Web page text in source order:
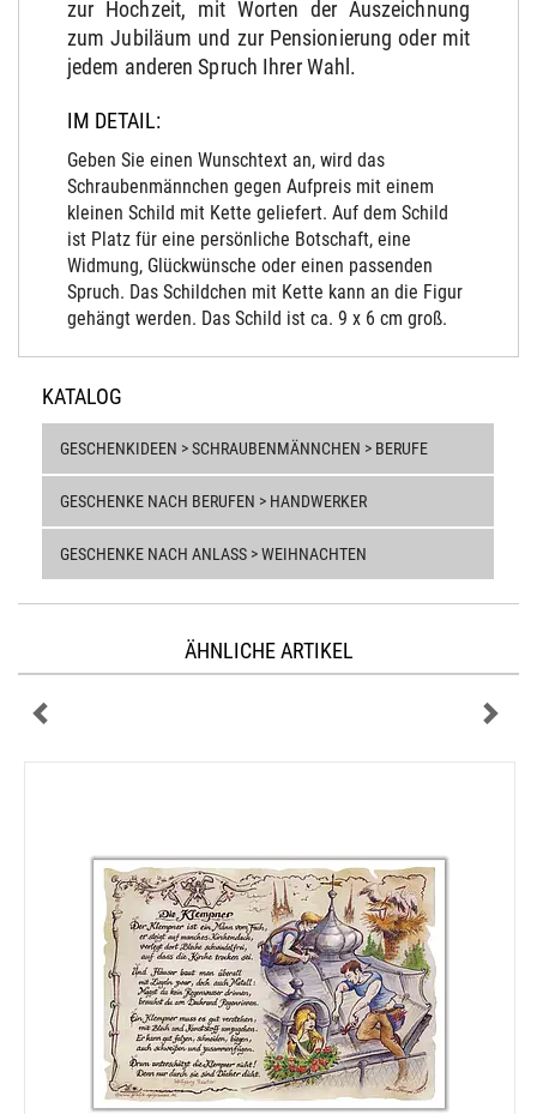
zur Hochzeit, mit Worten der Auszeichnung
zum Jubiläum und zur Pensionierung oder mit
jedem anderen Spruch Ihrer Wahl.
IM DETAIL:
Geben Sie einen Wunschtext an, wird das
Schraubenmännchen gegen Aufpreis mit einem
kleinen Schild mit Kette geliefert. Auf dem Schild
ist Platz für eine persönliche Botschaft, eine
Widmung, Glückwünsche oder einen passenden
Spruch. Das Schildchen mit Kette kann an die Figur
gehängt werden. Das Schild ist ca. 9 x 6 cm groß.
KATALOG
GESCHENKIDEEN > SCHRAUBENMÄNNCHEN > BERUFE
GESCHENKE NACH BERUFEN > HANDWERKER
GESCHENKE NACH ANLASS > WEIHNACHTEN
ÄHNLICHE ARTIKEL